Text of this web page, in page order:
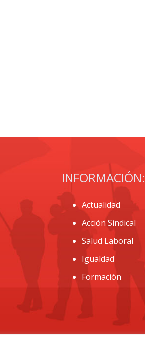
INFORMACIÓN:
Actualidad
Acción Sindical
Salud Laboral
Igualdad
Formación